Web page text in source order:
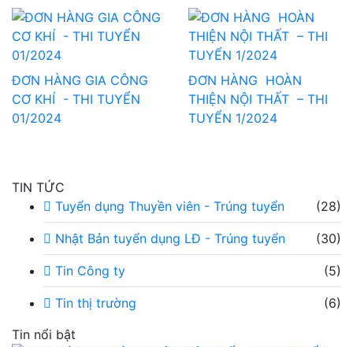
ĐƠN HÀNG GIA CÔNG
CƠ KHÍ - THI TUYỂN
01/2024
ĐƠN HÀNG HOÀN
THIỆN NỘI THẤT – THI
TUYỂN 1/2024
TIN TỨC
Tuyển dụng Thuyền viên - Trúng tuyển
(28)
Nhật Bản tuyển dụng LĐ - Trúng tuyển (30)
Tin Công ty (5)
Tin thị trường
(6)
Tin nổi bật